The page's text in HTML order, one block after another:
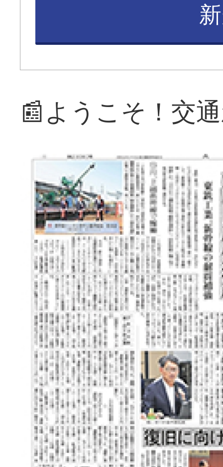
📰ようこそ！交